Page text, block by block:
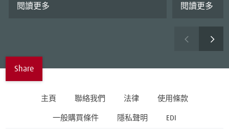
閱讀更多 閱讀更多
Share
主頁 聯絡我們 法律 使用條款
一般購買條件 隱私聲明 EDI